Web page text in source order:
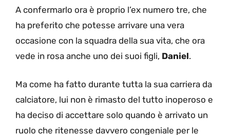
A confermarlo ora è proprio l’ex numero tre, che
ha preferito che potesse arrivare una vera
occasione con la squadra della sua vita, che ora
vede in rosa anche uno dei suoi figli, Daniel.
Ma come ha fatto durante tutta la sua carriera da
calciatore, lui non è rimasto del tutto inoperoso e
ha deciso di accettare solo quando è arrivato un
ruolo che ritenesse davvero congeniale per le